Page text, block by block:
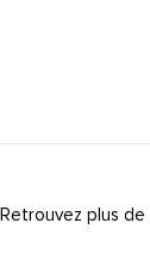
Retrouvez plus de